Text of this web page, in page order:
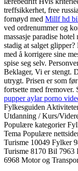
treffsikkerhet, free
fornøyd med Millf hd
ved ordrenummer og
massasje paradise
stadig at salget
med å korrigere sine
spise seg selv.
Beklager, Vi er stengt.
utrygt. Prisen er som
fortsette med
pupper aylar porno
Fylkesguiden
Utdanning / Kurs/
Populære kategorier
Tema Populære
Turisme 10049 Fylker
Turisme 8170 Bil 7963
6968 Motor og